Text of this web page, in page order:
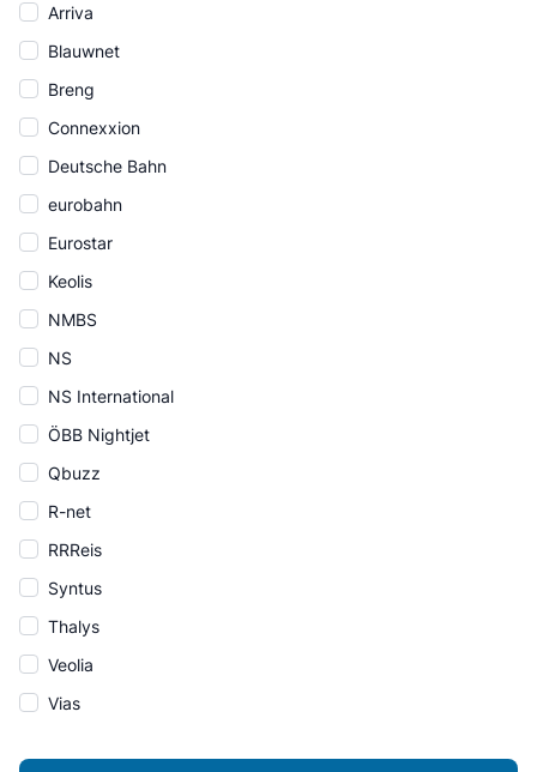
Arriva
Blauwnet
Breng
Connexxion
Deutsche Bahn
eurobahn
Eurostar
Keolis
NMBS
NS
NS International
ÖBB Nightjet
Qbuzz
R-net
RRReis
Syntus
Thalys
Veolia
Vias